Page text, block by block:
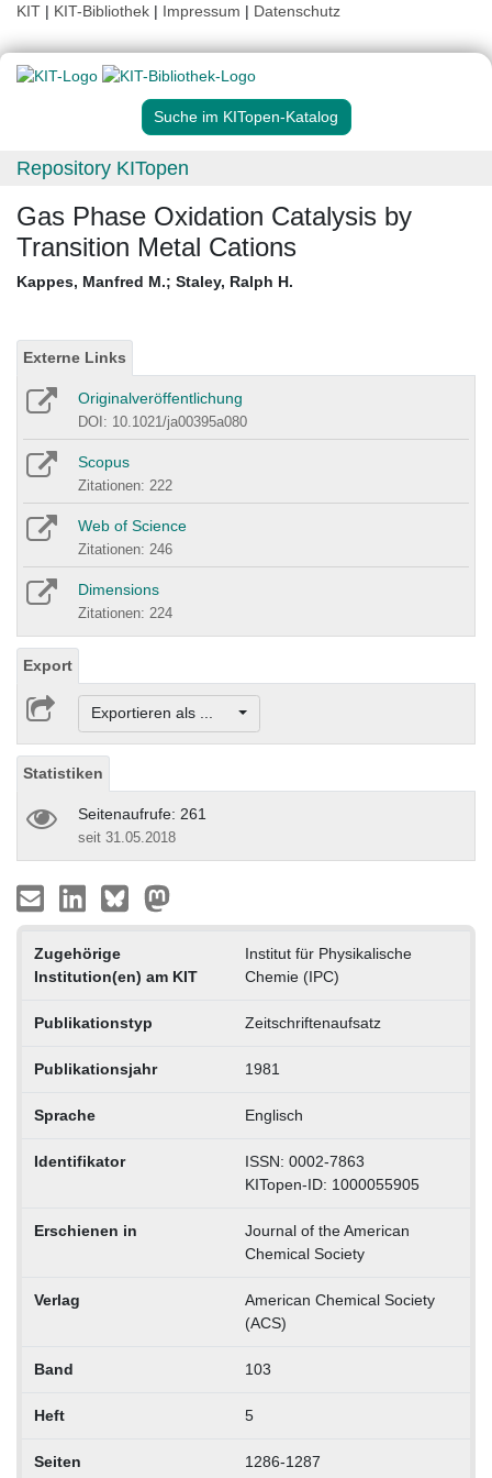
KIT | KIT-Bibliothek | Impressum | Datenschutz
Suche im KITopen-Katalog
Repository KITopen
Gas Phase Oxidation Catalysis by
Transition Metal Cations
Kappes, Manfred M.; Staley, Ralph H.
Externe Links
Originalveröffentlichung
DOI: 10.1021/ja00395a080
Scopus
Zitationen: 222
Web of Science
Zitationen: 246
Dimensions
Zitationen: 224
Export
Exportieren als ...
Statistiken
Seitenaufrufe: 261
seit 31.05.2018
Zugehörige
Institution(en) am KIT
Institut für Physikalische
Chemie (IPC)
Publikationstyp Zeitschriftenaufsatz
Publikationsjahr 1981
Sprache Englisch
Identifikator
ISSN: 0002-7863
KITopen-ID: 1000055905
Erschienen in
Journal of the American
Chemical Society
Verlag
American Chemical Society
(ACS)
Band 103
Heft 5
Seiten 1286-1287